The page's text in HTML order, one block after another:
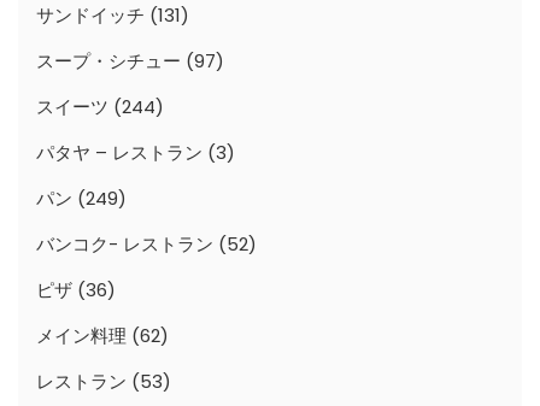
サンドイッチ (131)
スープ・シチュー (97)
スイーツ (244)
パタヤ – レストラン (3)
パン (249)
バンコク- レストラン (52)
ピザ (36)
メイン料理 (62)
レストラン (53)